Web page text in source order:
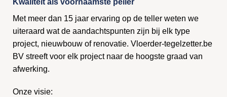
Met meer dan 15 jaar ervaring op de teller weten we
uiteraard wat de aandachtspunten zijn bij elk type
project, nieuwbouw of renovatie. Vloerder-tegelzetter.be
BV streeft voor elk project naar de hoogste graad van
afwerking.
Onze visie: